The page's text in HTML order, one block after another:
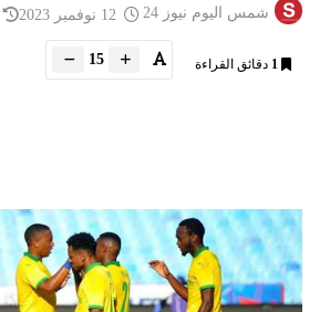
شمس اليوم نيوز 24
1 دقائق القراءة 15